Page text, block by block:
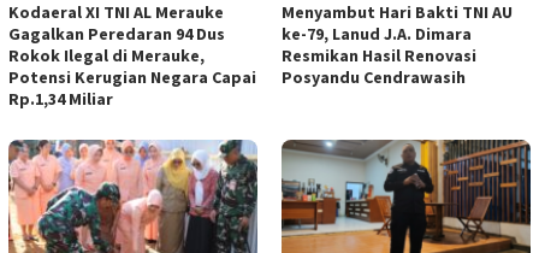
Kodaeral XI TNI AL Merauke
Gagalkan Peredaran 94 Dus
Rokok Ilegal di Merauke,
Potensi Kerugian Negara Capai
Rp.1,34 Miliar
Menyambut Hari Bakti TNI AU
ke-79, Lanud J.A. Dimara
Resmikan Hasil Renovasi
Posyandu Cendrawasih